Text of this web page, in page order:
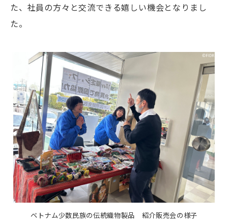
た、社員の方々と交流できる嬉しい機会となりまし
た。
ベトナム少数民族の伝統織物製品 紹介販売会の様子